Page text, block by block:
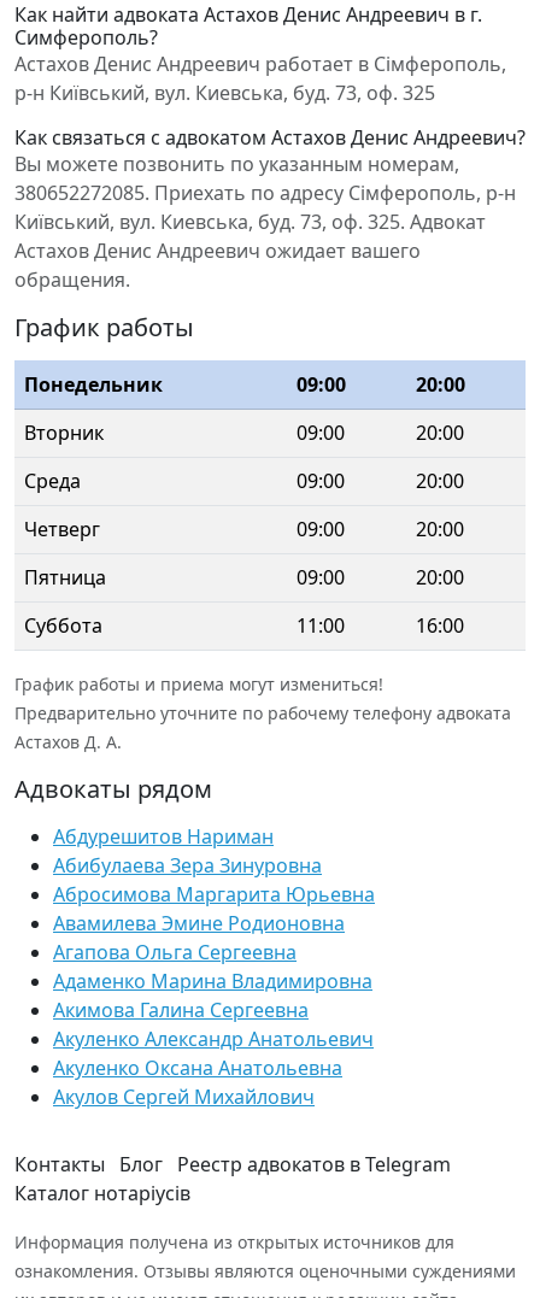
Как найти адвоката Астахов Денис Андреевич в г.
Симферополь?
Астахов Денис Андреевич работает в Сімферополь,
р-н Київський, вул. Киевська, буд. 73, оф. 325
Как связаться с адвокатом Астахов Денис Андреевич?
Вы можете позвонить по указанным номерам,
380652272085. Приехать по адресу Сімферополь, р-н
Київський, вул. Киевська, буд. 73, оф. 325. Адвокат
Астахов Денис Андреевич ожидает вашего
обращения.
График работы
Понедельник 09:00
20:00
Вторник
09:00
20:00
Среда
09:00
20:00
Четверг
09:00
20:00
Пятница
09:00
20:00
Суббота
11:00 16:00
График работы и приема могут измениться!
Предварительно уточните по рабочему телефону адвоката
Астахов Д. А.
Адвокаты рядом
Абдурешитов Нариман
Абибулаева Зера Зинуровна
Абросимова Маргарита Юрьевна
Авамилева Эмине Родионовна
Агапова Ольга Сергеевна
Адаменко Марина Владимировна
Акимова Галина Сергеевна
Акуленко Александр Анатольевич
Акуленко Оксана Анатольевна
Акулов Сергей Михайлович
Контакты Блог Реестр адвокатов в Telegram
Каталог нотаріусів
Информация получена из открытых источников для
ознакомления. Отзывы являются оценочными суждениями